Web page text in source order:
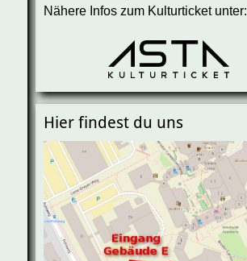
Nähere Infos zum Kulturticket unter:
Hier findest du uns